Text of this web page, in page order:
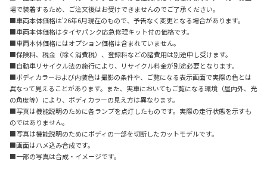
場で装着するため、ご注文後はお受けできませんのでご了承ください。
■車両本体価格は'26年6月現在のもので、予告なく変更となる場合があります。
■車両本体価格はタイヤパンク応急修理キット付の価格です。
■車両本体価格にはオプション価格は含まれていません。
■保険料、税金（除く消費税）、登録料などの諸費用は別途申し受けます。
■自動車リサイクル法の施行により、リサイクル料金が別途必要となります。
■ボディカラーおよび内装色は撮影の条件や、ご覧になる表示画面で実際の色とは
異なって見えることがあります。また、実車においてもご覧になる環境（屋内外、光
の角度等）により、ボディカラーの見え方は異なります。
■写真は機能説明のために各ランプを点灯したものです。実際の走行状態を示すも
のではありません。
■写真は機能説明のためにボディの一部を切断したカットモデルです。
■画面はハメ込み合成です。
■一部の写真は合成・イメージです。